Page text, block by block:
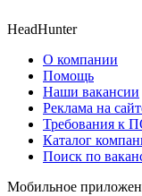
HeadHunter
О компании
Помощь
Наши вакансии
Реклама на
Требования к
Каталог
Поиск по
Мобильное